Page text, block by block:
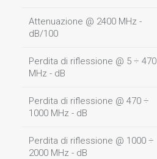
Attenuazione @ 2400 MHz -
dB/100
Perdita di riflessione @ 5 ÷ 470
MHz - dB
Perdita di riflessione @ 470 ÷
1000 MHz - dB
Perdita di riflessione @ 1000 ÷
2000 MHz - dB